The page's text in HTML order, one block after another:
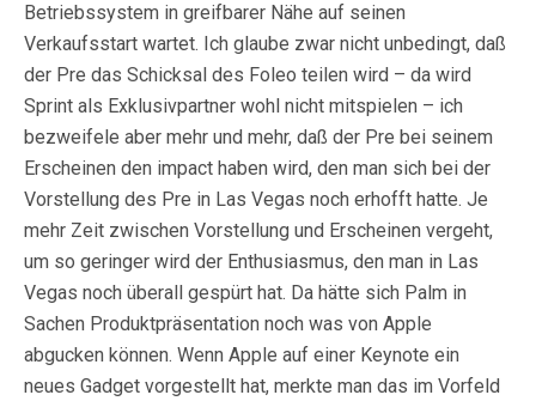
Betriebssystem in greifbarer Nähe auf seinen
Verkaufsstart wartet. Ich glaube zwar nicht unbedingt, daß
der Pre das Schicksal des Foleo teilen wird – da wird
Sprint als Exklusivpartner wohl nicht mitspielen – ich
bezweifele aber mehr und mehr, daß der Pre bei seinem
Erscheinen den impact haben wird, den man sich bei der
Vorstellung des Pre in Las Vegas noch erhofft hatte. Je
mehr Zeit zwischen Vorstellung und Erscheinen vergeht,
um so geringer wird der Enthusiasmus, den man in Las
Vegas noch überall gespürt hat. Da hätte sich Palm in
Sachen Produktpräsentation noch was von Apple
abgucken können. Wenn Apple auf einer Keynote ein
neues Gadget vorgestellt hat, merkte man das im Vorfeld